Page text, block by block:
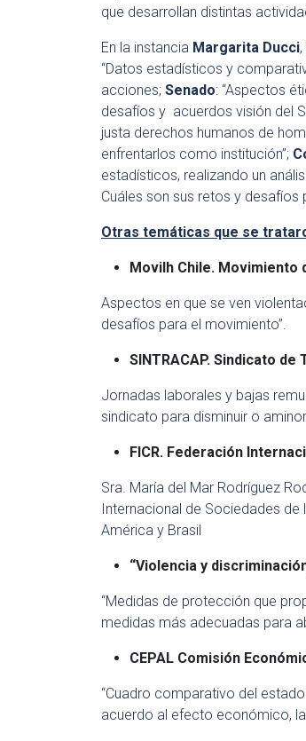
que desarrollan distintas
En la instancia Margarita Ducci
“Datos estadísticos y
acciones; Senado: “Aspectos
desafíos y acuerdos visión del
justa derechos humanos de
enfrentarlos como institución”;
estadísticos, realizando un
Cuáles son sus retos y desafíos
Otras temáticas que se
Movilh Chile. Movimiento
Aspectos en que se ven
desafíos para el movimiento”.
SINTRACAP. Sindicato
Jornadas laborales y bajas
sindicato para disminuir o
FICR. Federación
Sra. María del Mar Rodríguez
Internacional de Sociedades de
América y Brasil
“Violencia y
“Medidas de protección que
medidas más adecuadas para
CEPAL Comisión
“Cuadro comparativo del
acuerdo al efecto económico,